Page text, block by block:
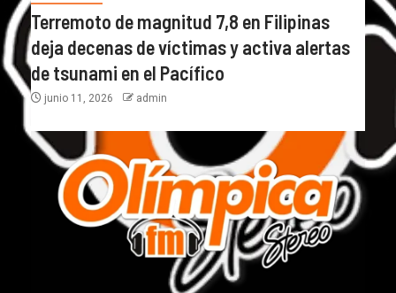
Terremoto de magnitud 7,8 en Filipinas
deja decenas de víctimas y activa alertas
de tsunami en el Pacífico
junio 11, 2026 admin